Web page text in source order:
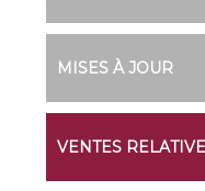
MISES À JOUR
VENTES